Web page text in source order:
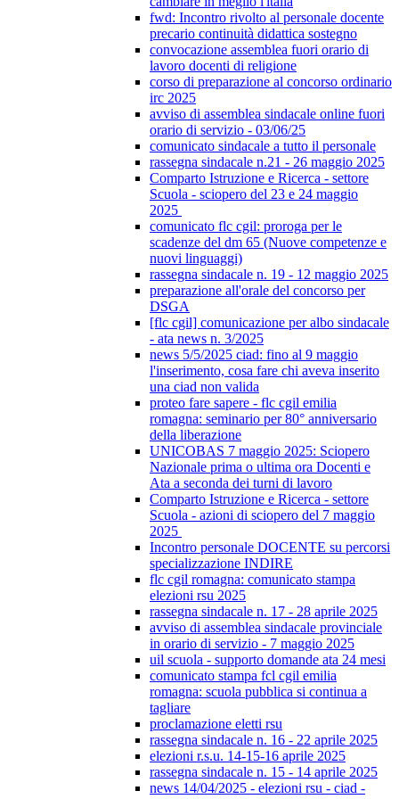
fwd: Incontro rivolto al personale docente
precario continuità didattica sostegno
convocazione assemblea fuori orario di
lavoro docenti di religione
corso di preparazione al concorso ordinario
irc 2025
avviso di assemblea sindacale online fuori
orario di servizio - 03/06/25
comunicato sindacale a tutto il personale
rassegna sindacale n.21 - 26 maggio 2025
Comparto Istruzione e Ricerca - settore
Scuola - sciopero del 23 e 24 maggio
2025
comunicato flc cgil: proroga per le
scadenze del dm 65 (Nuove competenze e
nuovi linguaggi)
rassegna sindacale n. 19 - 12 maggio 2025
preparazione all'orale del concorso per
DSGA
[flc cgil] comunicazione per albo sindacale
- ata news n. 3/2025
news 5/5/2025 ciad: fino al 9 maggio
l'inserimento, cosa fare chi aveva inserito
una ciad non valida
proteo fare sapere - flc cgil emilia
romagna: seminario per 80° anniversario
della liberazione
UNICOBAS 7 maggio 2025: Sciopero
Nazionale prima o ultima ora Docenti e
Ata a seconda dei turni di lavoro
Comparto Istruzione e Ricerca - settore
Scuola - azioni di sciopero del 7 maggio
2025
Incontro personale DOCENTE su percorsi
specializzazione INDIRE
flc cgil romagna: comunicato stampa
elezioni rsu 2025
rassegna sindacale n. 17 - 28 aprile 2025
avviso di assemblea sindacale provinciale
in orario di servizio - 7 maggio 2025
uil scuola - supporto domande ata 24 mesi
comunicato stampa fcl cgil emilia
romagna: scuola pubblica si continua a
tagliare
proclamazione eletti rsu
rassegna sindacale n. 16 - 22 aprile 2025
elezioni r.s.u. 14-15-16 aprile 2025
rassegna sindacale n. 15 - 14 aprile 2025
news 14/04/2025 - elezioni rsu - ciad -